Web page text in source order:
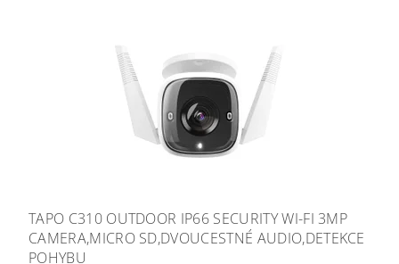
TAPO C310 OUTDOOR IP66 SECURITY WI-FI 3MP
CAMERA,MICRO SD,DVOUCESTNÉ AUDIO,DETEKCE
POHYBU